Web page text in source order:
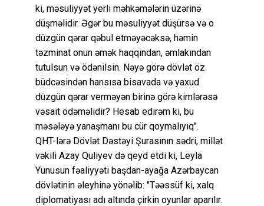
ki, məsuliyyət yerli məhkəmələrin üzərinə
düşməlidir. Əgər bu məsuliyyət düşürsə və o
düzgün qərar qəbul etməyəcəksə, həmin
təzminat onun əmək haqqından, əmlakından
tutulsun və ödənilsin. Nəyə görə dövlət öz
büdcəsindən hansısa bisavada və yaxud
düzgün qərar verməyən birinə görə kimlərəsə
vəsait ödəməlidir? Hesab edirəm ki, bu
məsələyə yanaşmanı bu cür qoymalıyıq".
QHT-lərə Dövlət Dəstəyi Şurasının sədri, millət
vəkili Azay Quliyev də qeyd etdi ki, Leyla
Yunusun fəaliyyəti başdan-ayağa Azərbaycan
dövlətinin əleyhinə yönəlib: "Təəssüf ki, xalq
diplomatiyası adı altında çirkin oyunlar aparılır.